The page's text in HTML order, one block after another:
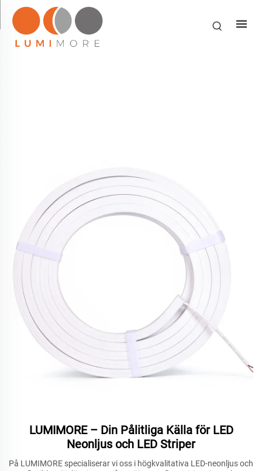
LUMIMORE – Din Pålitliga Källa för LED
Neonljus och LED Striper
På LUMIMORE specialiserar vi oss i högkvalitativa LED-neonljus och